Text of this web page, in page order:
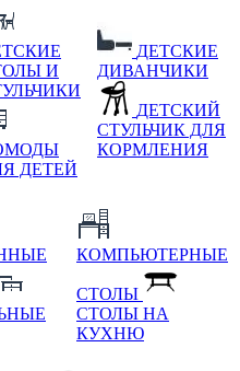
И
ДЕТЕЙ
ДЕТСКИЕ
ДИВАНЧИКИ
ДЕТСКИЙ
СТУЛЬЧИК ДЛЯ
КОРМЛЕНИЯ
КОМПЬЮТЕРНЫЕ
СТОЛЫ
СТОЛЫ НА
КУХНЮ